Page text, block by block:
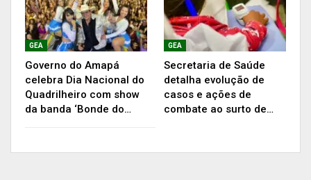
açúcar, café, farinha, entre outros produtos, a
cesta garante alimentação para uma família de
quatro pessoas por até 45 dias.
Para Jedonias da Silva, 48 anos, que reside há
seis anos na comunidade como pastor da Igreja
GEA
Governo do Amapá
celebra Dia Nacional do
Quadrilheiro com show
da banda ‘Bonde do…
GEA
Secretaria de Saúde
detalha evolução de
casos e ações de
combate ao surto de…